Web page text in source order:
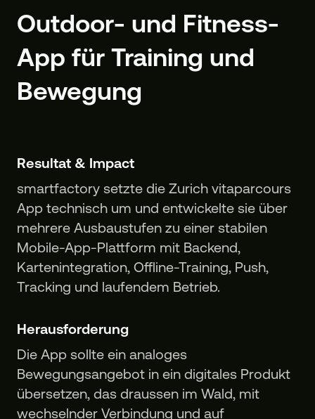
Outdoor- und Fitness-
App für Training und
Bewegung
Resultat & Impact
smartfactory setzte die Zurich vitaparcours
App technisch um und entwickelte sie über
mehrere Ausbaustufen zu einer stabilen
Mobile-App-Plattform mit Backend,
Kartenintegration, Offline-Training, Push,
Tracking und laufendem Betrieb.
Herausforderung
Die App sollte ein analoges
Bewegungsangebot in ein digitales Produkt
übersetzen, das draussen im Wald, mit
wechselnder Verbindung und auf